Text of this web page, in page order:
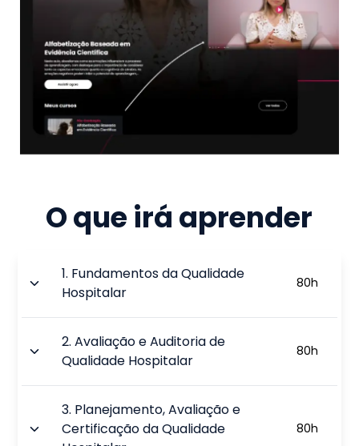
O que irá aprender
1. Fundamentos da Qualidade
Hospitalar
80h
2.Avaliação e Auditoria de
Qualidade Hospitalar
80h
3. Planejamento, Avaliação e
Certificação da Qualidade
80h